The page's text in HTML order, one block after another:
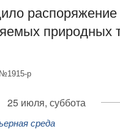
природных
р
25 июля, суббота
среда